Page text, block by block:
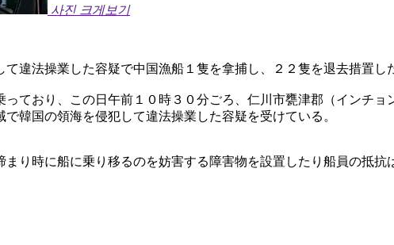
사진 크게보기
違法操業した容疑で中国漁船１隻を拿捕し、２２隻を退去措置し
ており、この日午前１０時３０分ごろ、仁川市甕津郡（インチ
韓国の領海を侵犯して違法操業した容疑を受けている。
り時に船に乗り移るのを妨害する障害物を設置したり船員の抵抗